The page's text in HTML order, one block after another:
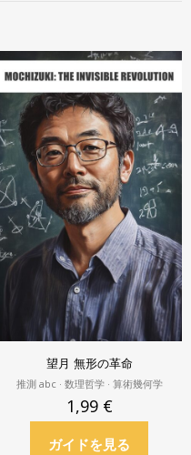
望月 無形の革命
推測 abc · 数理哲学 · 算術幾何学
1,99 €
ガイドを見る